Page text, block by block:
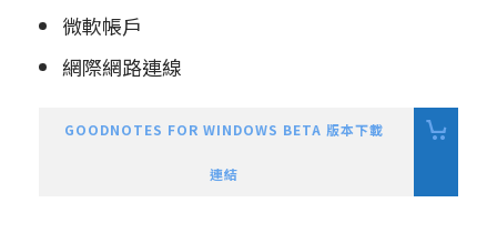
微軟帳戶
網際網路連線
GOODNOTES FOR WINDOWS BETA 版本下載
連結